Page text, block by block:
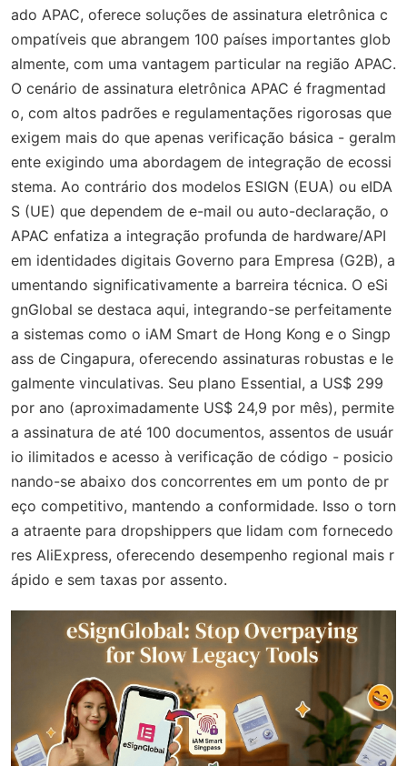
ado APAC, oferece soluções de assinatura eletrônica c
ompatíveis que abrangem 100 países importantes glob
almente, com uma vantagem particular na região APAC.
O cenário de assinatura eletrônica APAC é fragmentad
o, com altos padrões e regulamentações rigorosas que
exigem mais do que apenas verificação básica - geralm
ente exigindo uma abordagem de integração de ecossi
stema. Ao contrário dos modelos ESIGN (EUA) ou eIDA
S (UE) que dependem de e-mail ou auto-declaração, o
APAC enfatiza a integração profunda de hardware/API
em identidades digitais Governo para Empresa (G2B), a
umentando significativamente a barreira técnica. O eSi
gnGlobal se destaca aqui, integrando-se perfeitamente
a sistemas como o iAM Smart de Hong Kong e o Singp
ass de Cingapura, oferecendo assinaturas robustas e le
galmente vinculativas. Seu plano Essential, a US$ 299
por ano (aproximadamente US$ 24,9 por mês), permite
a assinatura de até 100 documentos, assentos de usuár
io ilimitados e acesso à verificação de código - posicio
nando-se abaixo dos concorrentes em um ponto de pr
eço competitivo, mantendo a conformidade. Isso o torn
a atraente para dropshippers que lidam com fornecedo
res AliExpress, oferecendo desempenho regional mais r
ápido e sem taxas por assento.